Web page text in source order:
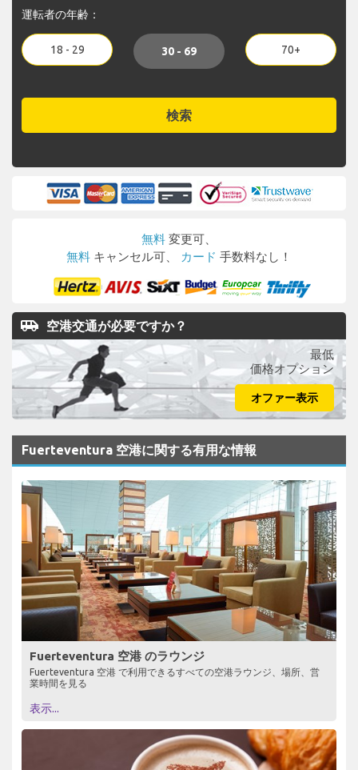
運転者の年齢：
18 - 29 30 - 69 70+
検索
無料 変更可、
無料 キャンセル可、 カード 手数料なし！
airport_shuttle 空港交通が必要ですか？
最低
価格オプション
オファー表示
Fuerteventura 空港に関する有用な情報
Fuerteventura 空港 のラウンジ
Fuerteventura 空港 で利用できるすべての空港ラウンジ、場所、営
業時間を見る
表示...